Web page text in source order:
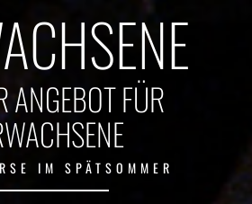
ANGEBOT FÜR
IM SPÄTSOMMER